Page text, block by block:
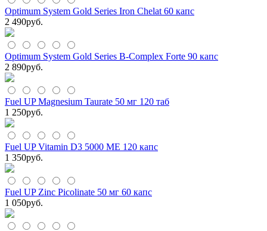
Optimum System Gold Series Iron Chelat 60 капс
2 490руб.
Optimum System Gold Series B-Complex Forte 90 капс
2 890руб.
Fuel UP Magnesium Taurate 50 мг 120 таб
1 250руб.
Fuel UP Vitamin D3 5000 МЕ 120 капс
1 350руб.
Fuel UP Zinc Picolinate 50 мг 60 капс
1 050руб.